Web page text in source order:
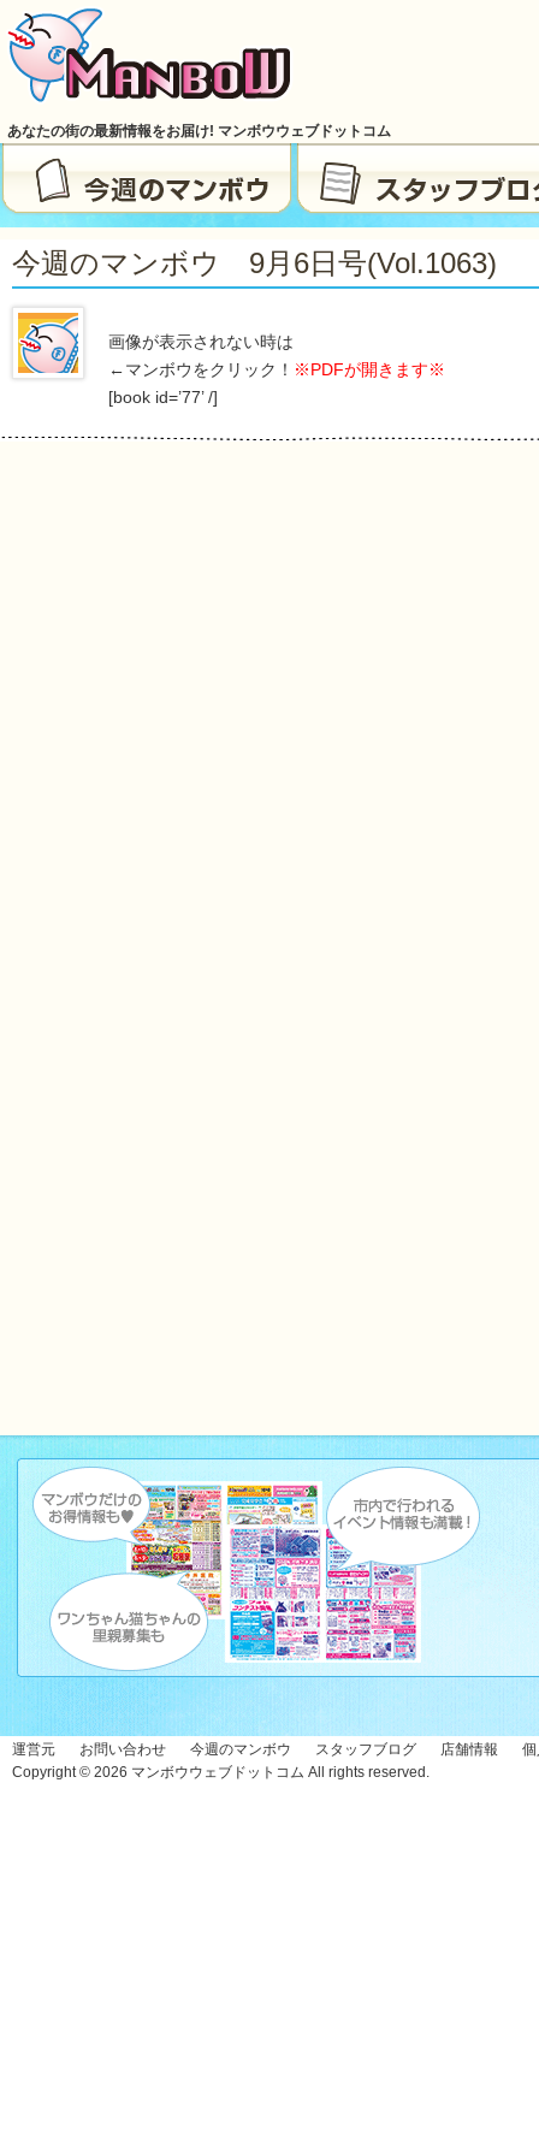
あなたの街の最新情報をお届け! マンボウウェブドットコム
今週のマンボウ 9月6日号(vol.1063)
画像が表示されない時は
←マンボウをクリック！ ※PDFが開きます※
[book id=’77’ /]
運営元 お問い合わせ 今週のマンボウ スタッフブログ 店舗情報
Copyright © 2026 マンボウウェブドットコム All rights reserved.